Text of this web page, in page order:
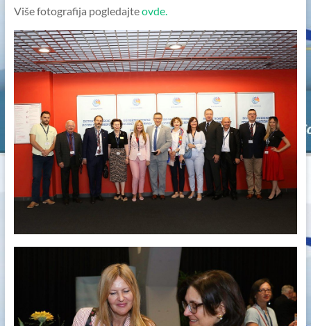
Više fotografija pogledajteovde.